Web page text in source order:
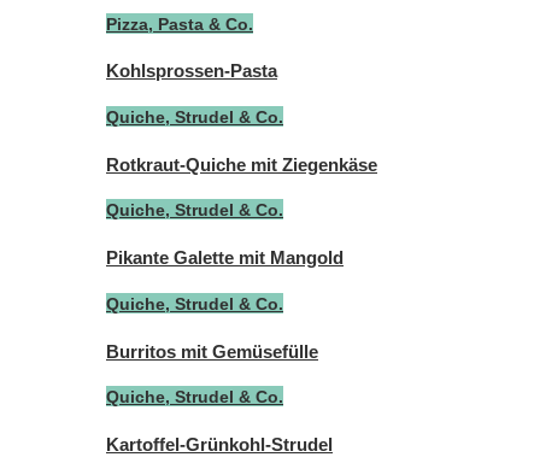
Pizza, Pasta & Co.
Kohlsprossen-Pasta
Quiche, Strudel & Co.
Rotkraut-Quiche mit Ziegenkäse
Quiche, Strudel & Co.
Pikante Galette mit Mangold
Quiche, Strudel & Co.
Burritos mit Gemüsefülle
Quiche, Strudel & Co.
Kartoffel-Grünkohl-Strudel